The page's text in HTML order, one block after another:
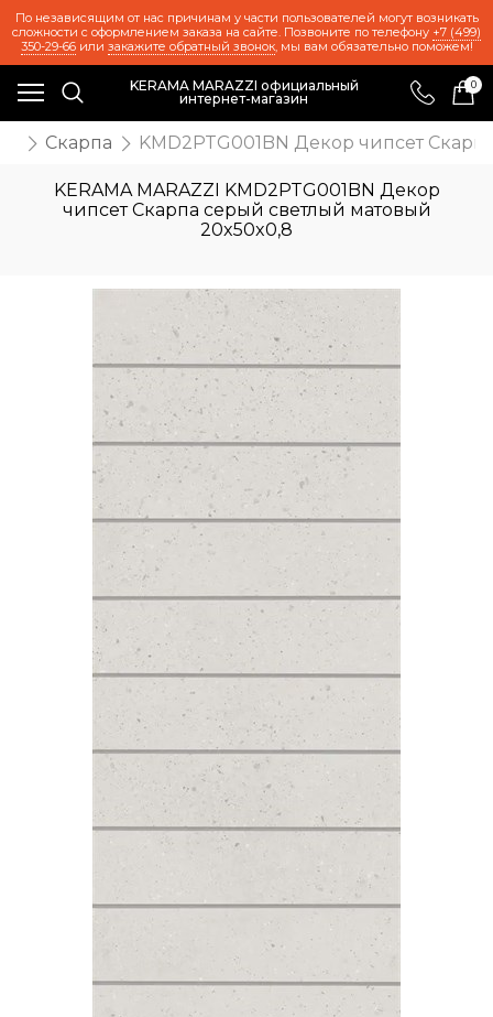
По независящим от нас причинам у части пользователей могут возникать
сложности с оформлением заказа на сайте. Позвоните по телефону +7 (499)
350-29-66или закажите обратный звонок, мы вам обязательно поможем!
KERAMA MARAZZI официальный
интернет-магазин
0
Скарпа KMD2PTG001BN Декор чипсет
KERAMA MARAZZI KMD2PTG001BN Декор
чипсет Скарпа серый светлый матовый
20x50x0,8